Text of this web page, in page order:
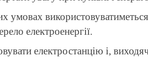
умовах
електроенергії.
електростанцію і,